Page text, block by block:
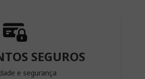
SEGUROS
e segurança